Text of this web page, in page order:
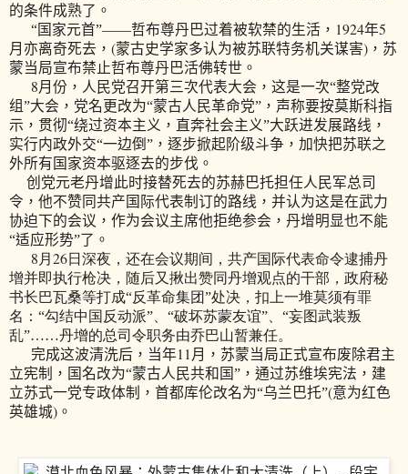
的条件成熟了。
“国家元首”——哲布尊丹巴过着被软禁的生活， 1924年5
月亦离奇死去， (蒙古史学家多认为被苏联特务机关谋害) ，苏
蒙当局宣布禁止哲布尊丹巴活佛转世。
8月份，人民党召开第三次代表大会，这是一次“整党改
组”大会，党名更改为“蒙古人民革命党”，声称要按莫斯科指
示，贯彻“绕过资本主义，直奔社会主义”大跃进发展路线，
实行内政外交“一边倒”，逐步掀起阶级斗争，加快把苏联之
外所有国家资本驱逐去的步伐。
创党元老丹增此时接替死去的苏赫巴托担任人民军总司
令，他不赞同共产国际代表制订的路线，并认为这是在武力
协迫下的会议，作为会议主席他拒绝参会，丹增明显也不能
“适应形势”了。
8 月 26日 深夜，还在会议期间，共产国际代表命令逮捕丹
增并即执行枪决，随后又揪出赞同丹增观点的干部，政府秘
书长巴瓦桑等打成“反革命集团”处决，扣上一堆莫须有罪
名：“勾结中国反动派”、“破坏苏蒙友谊”、“妄图武装叛
乱”……丹增的总司令职务由乔巴山暂兼任。
完成这波清洗后，当年11 月，苏蒙当局正式宣布废除君主
立宪制，国名改为“蒙古人民共和国”，通过苏维埃宪法，建
立苏式一党专政体制，首都库伦改名为“乌兰巴托”(意为红色
英雄城) 。